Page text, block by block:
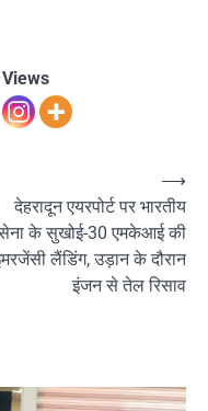
देहरादून एयरपोर्ट पर भारतीय
के सुखोई-30 एमकेआई की
लैंडिंग, उड़ान के दौरान
इंजन से तेल रिसाव
⟶